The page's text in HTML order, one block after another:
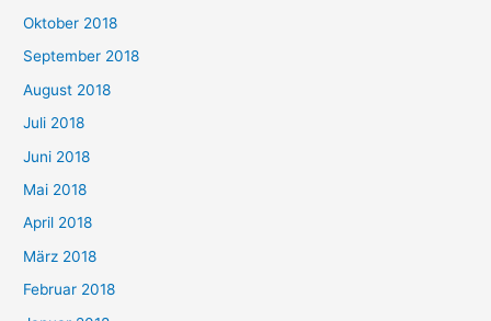
Oktober 2018
September 2018
August 2018
Juli 2018
Juni 2018
Mai 2018
April 2018
März 2018
Februar 2018